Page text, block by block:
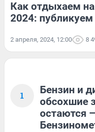
Как отдыхаем
2024:
2 апреля, 2024, 12:00 8
1
Бензин и
обсохшие
остаются